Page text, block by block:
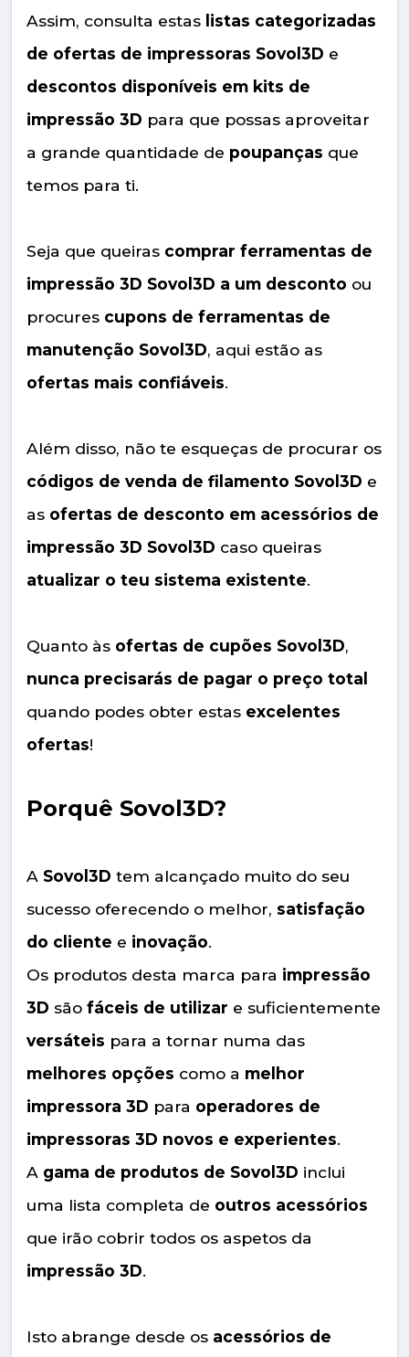
Assim, consulta estas listas categorizadas
de ofertas de impressoras Sovol3D e
descontos disponíveis em kits de
impressão 3D para que possas aproveitar
a grande quantidade de poupanças que
temos para ti.
Seja que queiras comprar ferramentas de
impressão 3D Sovol3D a um desconto ou
procures cupons de ferramentas de
manutenção Sovol3D, aqui estão as
ofertas mais confiáveis.
Além disso, não te esqueças de procurar os
códigos de venda de filamento Sovol3D e
as ofertas de desconto em acessórios de
impressão 3D Sovol3D caso queiras
atualizar o teu sistema existente.
Quanto às ofertas de cupões Sovol3D,
nunca precisarás de pagar o preço total
quando podes obter estas excelentes
ofertas!
Porquê Sovol3D?
A Sovol3D tem alcançado muito do seu
sucesso oferecendo o melhor, satisfação
do cliente e inovação.
Os produtos desta marca para impressão
3D são fáceis de utilizar e suficientemente
versáteis para a tornar numa das
melhores opções como a melhor
impressora 3D para operadores de
impressoras 3D novos e experientes.
A gama de produtos de Sovol3D inclui
uma lista completa de outros acessórios
que irão cobrir todos os aspetos da
impressão 3D.
Isto abrange desde os acessórios de